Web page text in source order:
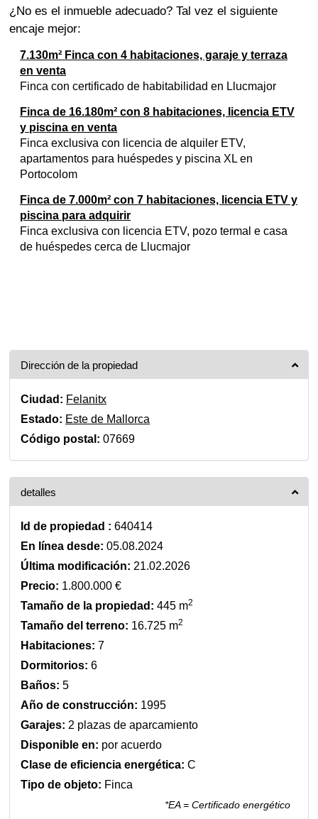
¿No es el inmueble adecuado? Tal vez el siguiente
encaje mejor:
7.130m² Finca con 4 habitaciones, garaje y terraza
en venta
Finca con certificado de habitabilidad en Llucmajor
Finca de 16.180m² con 8 habitaciones, licencia ETV
y piscina en venta
Finca exclusiva con licencia de alquiler ETV,
apartamentos para huéspedes y piscina XL en
Portocolom
Finca de 7.000m² con 7 habitaciones, licencia ETV y
piscina para adquirir
Finca exclusiva con licencia ETV, pozo termal e casa
de huéspedes cerca de Llucmajor
Dirección de la propiedad
Ciudad: Felanitx
Estado: Este de Mallorca
Código postal: 07669
detalles
Id de propiedad : 640414
En línea desde: 05.08.2024
Última modificación: 21.02.2026
Precio: 1.800.000 €
Tamaño de la propiedad: 445 m2
Tamaño del terreno: 16.725 m2
Habitaciones: 7
Dormitorios: 6
Baños: 5
Año de construcción: 1995
Garajes: 2 plazas de aparcamiento
Disponible en: por acuerdo
Clase de eficiencia energética: C
Tipo de objeto: Finca
*EA = Certificado energético